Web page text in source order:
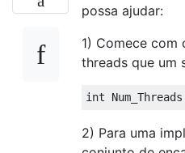
possa ajudar:
1) Comece com
threads que um
int Num_Threads
2) Para uma